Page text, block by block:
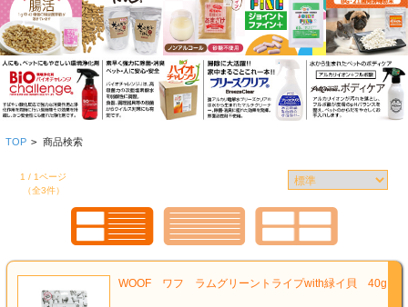
TOP > 商品検索
1 / 1ページ
（全3件）
WOOF ワフ ラムグリーントライプwith緑イ貝 40g